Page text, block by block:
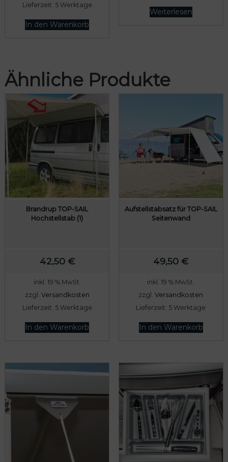
€
.
Lieferzeit: 5 Werktage
In den Warenkorb
Weiterlesen
Ähnliche Produkte
Brandrup TOP-SAIL
Hochstellstab (1)
42,50 €
inkl. 19 % MwSt.
zzgl. Versandkosten
Lieferzeit: 5 Werktage
In den Warenkorb
Aufstellstabsatz für TOP-SAIL
Seitenwand
49,50 €
inkl. 19 % MwSt.
zzgl.Versandkosten
Lieferzeit: 5 Werktage
In den Warenkorb